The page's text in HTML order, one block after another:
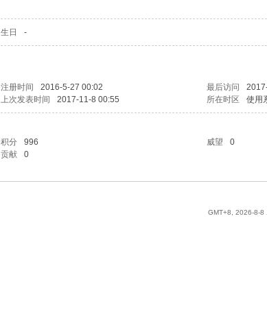
生日 -
注册时间 2016-5-27 00:02 最后访问
上次发表时间 2017-11-8 00:55 所在时区 使用
积分 996 威望
0
贡献 0
GMT+8, 2026-8-8